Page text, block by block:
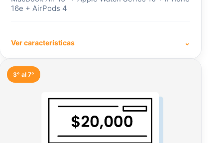
16e + AirPods 4
Ver características ⌄
3° al 7°